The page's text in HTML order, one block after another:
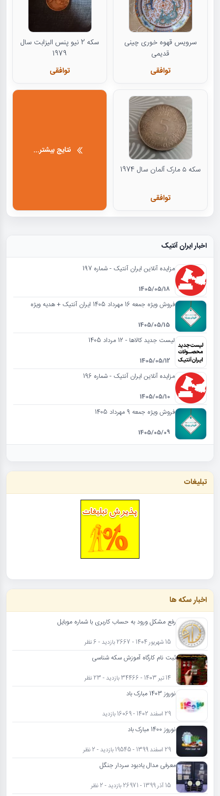
سرویس قهوه خوری چینی
قدیمی
توافقی
سکه 2 نیو پنس الیزابت سال
1979
توافقی
سکه ۵ مارک آلمان سال 1974
توافقی
نتایج بیشتر...
اخبار ایران آنتیک
مزایده آنلاین ایران آنتیک - شماره 197
1405/05/18
فروش ویژه جمعه 16 مهرداد 1405 ایران آنتیک + هدیه ویژه
1405/05/15
لیست جدید کالاها - 12 مرداد 1405
1405/05/12
مزایده آنلاین ایران آنتیک - شماره 196
1405/05/10
فروش ویژه جمعه 9 مهرداد 1405
1405/05/09
تبلیغات
اخبار سکه ها
رفع مشکل ورود به حساب کاربری با شماره موبایل
15 شهریور 1404 - 2667 بازدید - 6 نظر
ثبت نام کارگاه آموزش سکه شناسی
14 تیر 1403 - 34466 بازدید - 23 نظر
نوروز 1403 مبارک باد
29 اسفند 1402 - 16069 بازدید
نوروز 1400 مبارک باد
29 اسفند 1399 - 19545 بازدید - 2 نظر
معرفی مدال یادبود سردار جنگل
15 آذر 1399 - 26971 بازدید - 2 نظر